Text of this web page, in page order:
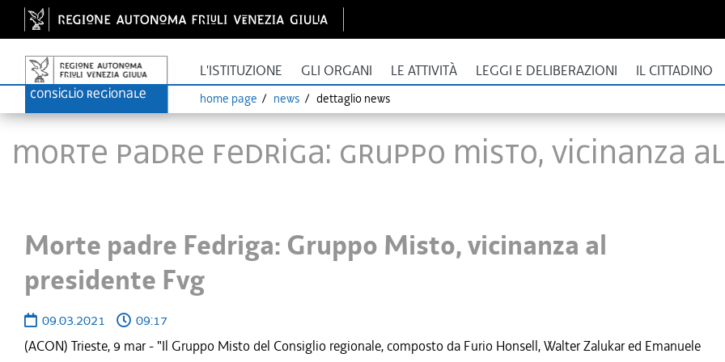
L'ISTITUZIONE GLI ORGANI LE ATTIVITÀ LEGGI E DELIBERAZIONI IL CITTADINO
home page news dettaglio news
Morte padre Fedriga: Gruppo Misto, vicinanza
Morte padre Fedriga: Gruppo Misto, vicinanza al
presidente Fvg
09.03.2021
09:17
(ACON) Trieste, 9 mar - "Il Gruppo Misto del Consiglio regionale, composto da Furio Honsell, Walter Zalukar ed Emanuele